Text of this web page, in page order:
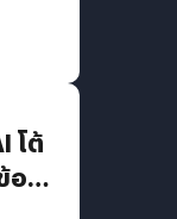
โต้
อมูล